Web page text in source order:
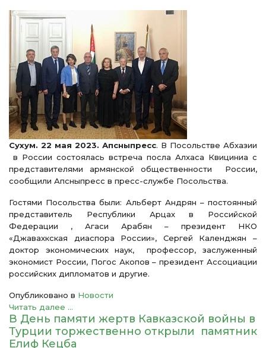
Сухум. 22 мая 2023. Апсныпресс. В Посольстве Абхазии
в России состоялась встреча посла Алхаса Квициниа с
представителями армянской общественности России,
сообщили Апсныпресс в пресс-службе Посольства.
Гостями Посольства были: Альберт Андрян – постоянный
представитель Республики Арцах в Российской
Федерации , Агаси Арабян – президент НКО
«Джавахкская диаспора России», Сергей Календжян –
доктор экономических наук, профессор, заслуженный
экономист России, Погос Акопов – президент Ассоциации
российских дипломатов и другие.
Опубликовано в Новости
Читать далее ...
В День памяти жертв Кавказской войны в
Турции торжественно открыли памятник
Елиф Кецба